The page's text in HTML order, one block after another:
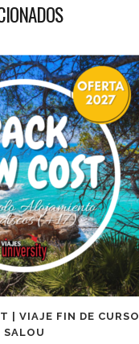
| VIAJE FIN DE CURSO
SALOU